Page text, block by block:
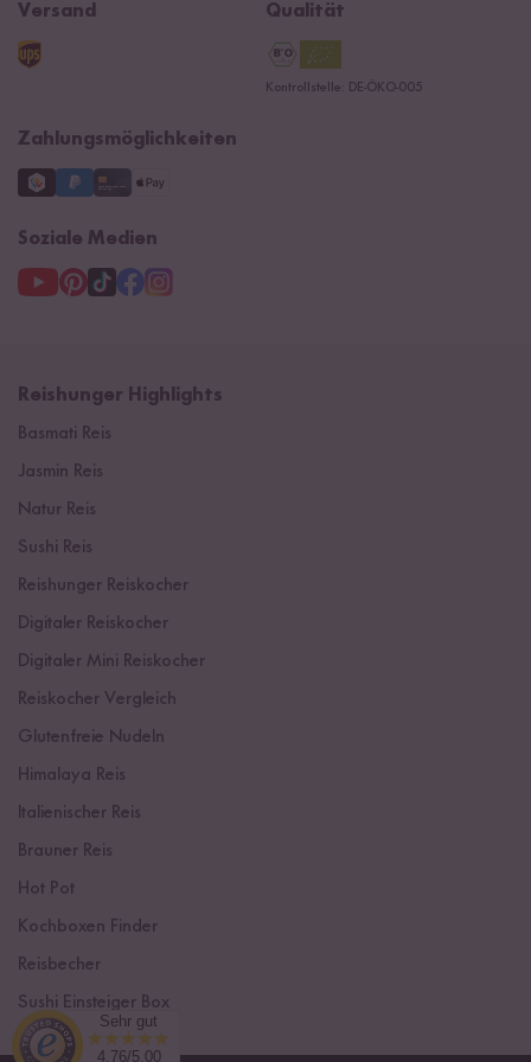
Kontaktformular
Navacopah
Reishunger Gutscheine
Datenschutzerklärung
Versand Qualität
Kontrollstelle: DE-ÖKO-005
Zahlungsmöglichkeiten
Soziale Medien
Reishunger Highlights
Basmati Reis
Jasmin Reis
Natur Reis
Sushi Reis
Reishunger Reiskocher
Digitaler Reiskocher
Digitaler Mini Reiskocher
Reiskocher Vergleich
Glutenfreie Nudeln
Himalaya Reis
Italienischer Reis
Brauner Reis
Hot Pot
Kochboxen Finder
Reisbecher
Sushi Einsteiger Box
Sehr gut
4.76/5.00